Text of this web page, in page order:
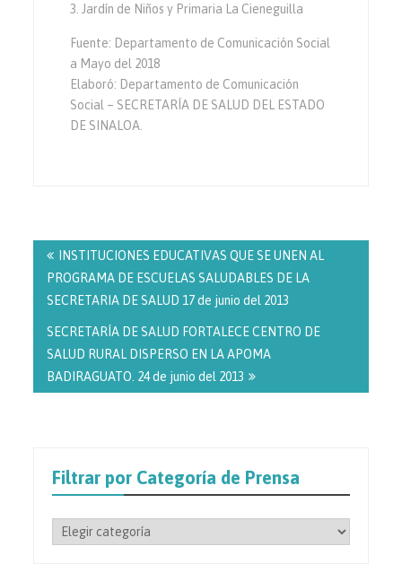
3. Jardín de Niños y Primaria La Cieneguilla
Fuente: Departamento de Comunicación Social
a Mayo del 2018
Elaboró: Departamento de Comunicación
Social – SECRETARÍA DE SALUD DEL ESTADO
DE SINALOA.
de
entradas
INSTITUCIONES EDUCATIVAS QUE SE UNEN AL
PROGRAMA DE ESCUELAS SALUDABLES DE LA
SECRETARIA DE SALUD 17 de junio del 2013
SECRETARÍA DE SALUD FORTALECE CENTRO DE
SALUD RURAL DISPERSO EN LA APOMA
BADIRAGUATO. 24 de junio del 2013
Filtrar por Categoría de Prensa
Filtrar